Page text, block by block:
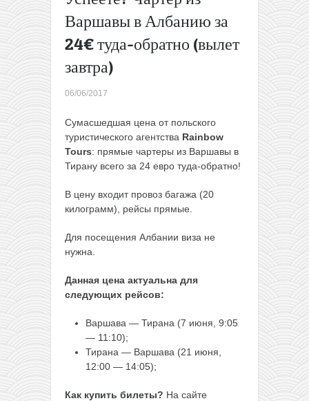
Варшавы в Албанию за
24€ туда-обратно (вылет
завтра)
06/06/2017
Сумасшедшая цена от польского
туристического агентства Rainbow
Tours: прямые чартеры из Варшавы в
Тирану всего за 24 евро туда-обратно!
В цену входит провоз багажа (20
килограмм), рейсы прямые.
Для посещения Албании виза не
нужна.
Данная цена актуальна для
следующих рейсов:
Варшава — Тирана (7 июня, 9:05
— 11:10);
Тирана — Варшава (21 июня,
12:00 — 14:05);
Как купить билеты? На сайте
рейсы из
Минска в